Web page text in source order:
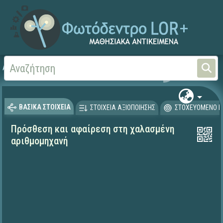
Αρχική
ΒΑΣΙΚΑ ΣΤΟΙΧΕΙΑ ΣΤΟΙΧΕΙΑ ΑΞΙΟΠΟΙΗΣΗΣ ΣΤΟΧΕΥΟΜΕΝΟ
Πρόσθεση και αφαίρεση στη χαλασμένη
αριθμομηχανή